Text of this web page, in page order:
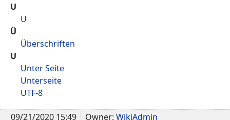
U
U
Ü
Überschriften
U
Unter Seite
Unterseite
UTF-8
09/21/2020 15:49 Owner: WikiAdmin